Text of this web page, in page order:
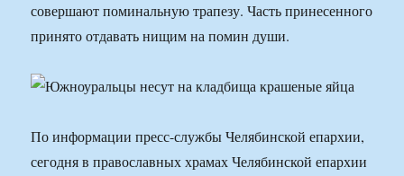
совершают поминальную трапезу. Часть принесенного
принято отдавать нищим на помин души.
По информации пресс-службы Челябинской епархии,
сегодня в православных храмах Челябинской епархии